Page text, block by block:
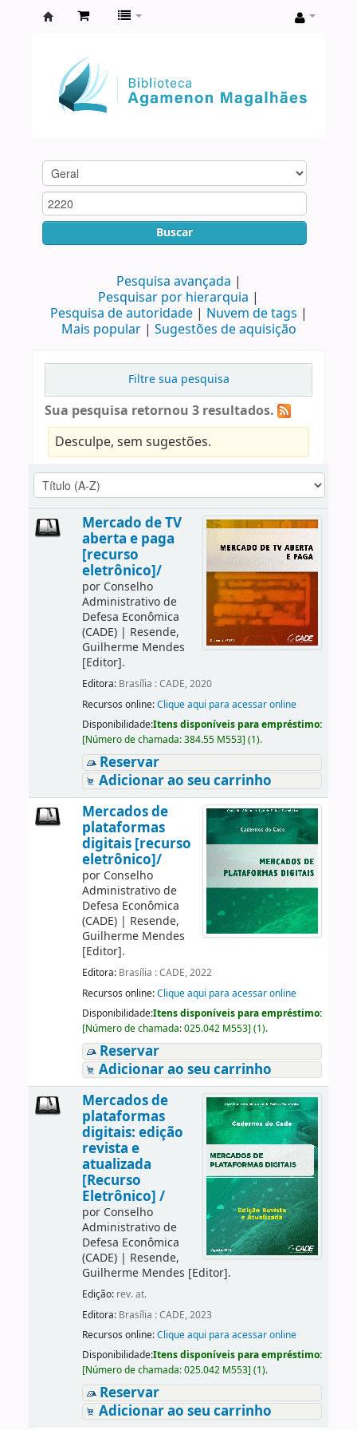
Agamenon
Magalhães
Buscar
Pesquisa avançada
Pesquisar por hierarquia
Pesquisa de autoridade
Nuvem de tags
Mais popular
Sugestões de aquisição
Filtre sua pesquisa
Sua pesquisa retornou 3 resultados.
Desculpe, sem sugestões.
Mercado de TV
aberta e paga
[recurso
eletrônico]/
por Conselho
Administrativo de
Defesa Econômica
(CADE)| Resende,
Guilherme Mendes
[Editor].
Editora: Brasília : CADE, 2020
Recursos online:Clique aqui para acessar online
Disponibilidade:Itens disponíveis para empréstimo:
[Número de chamada:384.55 M553] (1).
Reservar
Adicionar ao seu carrinho
Mercados de
plataformas
digitais [recurso
eletrônico]/
por Conselho
Administrativo de
Defesa Econômica
(CADE)| Resende,
Guilherme Mendes
[Editor].
Editora: Brasília : CADE, 2022
Recursos online:Clique aqui para acessar online
Disponibilidade:Itens disponíveis para empréstimo:
[Número de chamada:025.042 M553] (1).
Reservar
Adicionar ao seu carrinho
Mercados de
plataformas
digitais: edição
revista e
atualizada
[Recurso
Eletrônico] /
por Conselho
Administrativo de
Defesa Econômica
(CADE)| Resende,
Guilherme Mendes [Editor].
Edição: rev. at.
Editora: Brasília : CADE, 2023
Recursos online:Clique aqui para acessar online
Disponibilidade:Itens disponíveis para empréstimo:
[Número de chamada:025.042 M553] (1).
Reservar
Adicionar ao seu carrinho